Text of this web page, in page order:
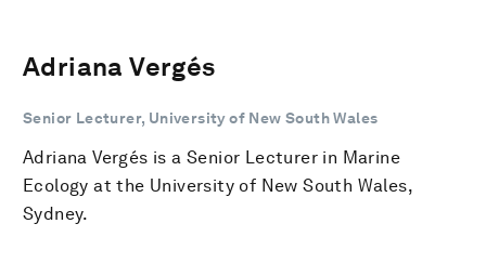
Adriana Vergés
Senior Lecturer, University of New South Wales
Adriana Vergés is a Senior Lecturer in Marine
Ecology at the University of New South Wales,
Sydney.